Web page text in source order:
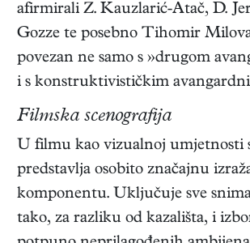
afirmirali Z. Kauzlarić-Atač, D.
Gozze te posebno Tihomir
povezan ne samo s »drugom
i s konstruktivističkim
Filmska scenografija
U filmu kao vizualnoj umjetnosti
predstavlja osobito značajnu
komponentu. Uključuje sve
tako, za razliku od kazališta, i